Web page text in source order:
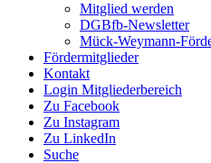
Mitglied werden
DGBfb-Newsletter
Mück-Weymann-
Fördermitglieder
Kontakt
Login Mitgliederbereich
Zu Facebook
Zu Instagram
Zu LinkedIn
Suche